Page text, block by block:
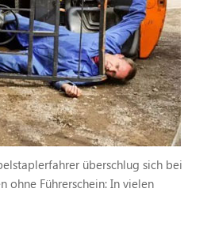
überschlug sich bei
ohne Führerschein: In vielen
werden aufgrund dringenden
Arbeitskräfte eingestellt, denen